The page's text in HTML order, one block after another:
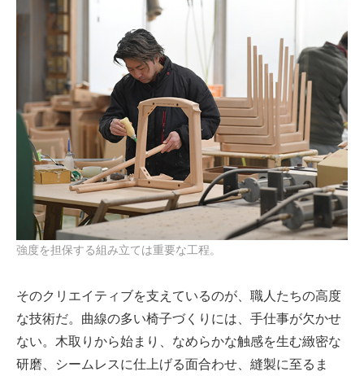
強度を担保する組み立ては重要な工程。
そのクリエイティブを支えているのが、職人たちの高度
な技術だ。曲線の多い椅子づくりには、手仕事が欠かせ
ない。木取りから始まり、なめらかな触感を生む緻密な
研磨、シームレスに仕上げる面合わせ、縫製に至るま